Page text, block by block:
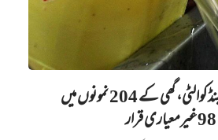
پاکستان سٹینڈرڈز اینڈ کوالٹی، گھی کے 204 نمونوں میں‌